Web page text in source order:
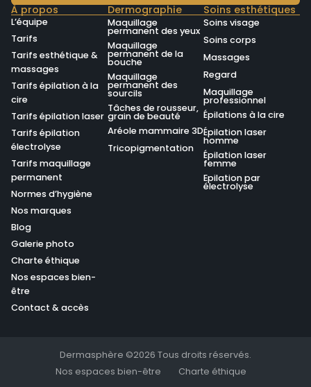
À propos
L’équipe
Tarifs
Tarifs esthétique &
massages
Tarifs épilation à la
cire
Tarifs épilation laser
Tarifs épilation
électrolyse
Tarifs maquillage
permanent
Normes d’hygiène
Nos marques
Blog
Galerie photo
Charte éthique
Nos espaces bien-
être
Contact & accès
Dermographie
Maquillage
permanent des yeux
Maquillage
permanent de la
bouche
Maquillage
permanent des
sourcils
Tâches de rousseur,
grain de beauté
Aréole mammaire 3D
Tricopigmentation
Soins esthétiques
Soins visage
Soins corps
Massages
Regard
Maquillage
professionnel
Épilations à la cire
Épilation laser
homme
Épilation laser
femme
Epilation par
électrolyse
Dermasphère ©2026 Tous droits réservés.
Nos espaces bien-être
Charte éthique